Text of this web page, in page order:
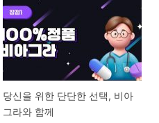
당신을 위한 단단한 선택, 비아
그라와 함께